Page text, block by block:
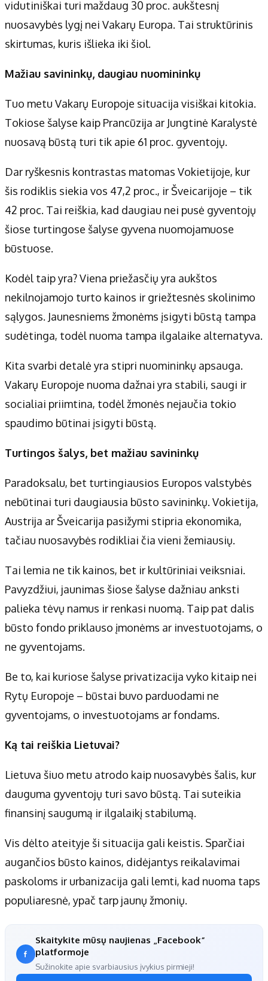
vidutiniškai turi maždaug 30 proc. aukštesnį
nuosavybės lygį nei Vakarų Europa. Tai struktūrinis
skirtumas, kuris išlieka iki šiol.
Mažiau savininkų, daugiau nuomininkų
Tuo metu Vakarų Europoje situacija visiškai kitokia.
Tokiose šalyse kaip Prancūzija ar Jungtinė Karalystė
nuosavą būstą turi tik apie 61 proc. gyventojų.
Dar ryškesnis kontrastas matomas Vokietijoje, kur
šis rodiklis siekia vos 47,2 proc., ir Šveicarijoje – tik
42 proc. Tai reiškia, kad daugiau nei pusė gyventojų
šiose turtingose šalyse gyvena nuomojamuose
būstuose.
Kodėl taip yra? Viena priežasčių yra aukštos
nekilnojamojo turto kainos ir griežtesnės skolinimo
sąlygos. Jaunesniems žmonėms įsigyti būstą tampa
sudėtinga, todėl nuoma tampa ilgalaike alternatyva.
Kita svarbi detalė yra stipri nuomininkų apsauga.
Vakarų Europoje nuoma dažnai yra stabili, saugi ir
socialiai priimtina, todėl žmonės nejaučia tokio
spaudimo būtinai įsigyti būstą.
Turtingos šalys, bet mažiau savininkų
Paradoksalu, bet turtingiausios Europos valstybės
nebūtinai turi daugiausia būsto savininkų. Vokietija,
Austrija ar Šveicarija pasižymi stipria ekonomika,
tačiau nuosavybės rodikliai čia vieni žemiausių.
Tai lemia ne tik kainos, bet ir kultūriniai veiksniai.
Pavyzdžiui, jaunimas šiose šalyse dažniau anksti
palieka tėvų namus ir renkasi nuomą. Taip pat dalis
būsto fondo priklauso įmonėms ar investuotojams, o
ne gyventojams.
Be to, kai kuriose šalyse privatizacija vyko kitaip nei
Rytų Europoje – būstai buvo parduodami ne
gyventojams, o investuotojams ar fondams.
Ką tai reiškia Lietuvai?
Lietuva šiuo metu atrodo kaip nuosavybės šalis, kur
dauguma gyventojų turi savo būstą. Tai suteikia
finansinį saugumą ir ilgalaikį stabilumą.
Vis dėlto ateityje ši situacija gali keistis. Sparčiai
augančios būsto kainos, didėjantys reikalavimai
paskoloms ir urbanizacija gali lemti, kad nuoma taps
populiaresnė, ypač tarp jaunų žmonių.
Skaitykite mūsų naujienas „Facebook“
platformoje
Sužinokite apie svarbiausius įvykius pirmieji!